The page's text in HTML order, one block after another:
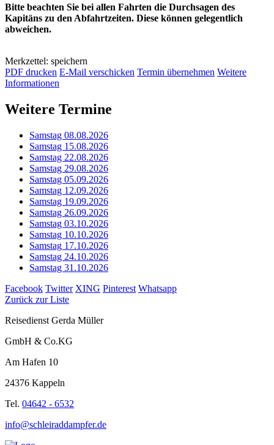
Bitte beachten Sie bei allen Fahrten die Durchsagen des
Kapitäns zu den Abfahrtzeiten. Diese können gelegentlich
abweichen.
Merkzettel: speichern
PDF drucken E-Mail verschicken Termin übernehmen Weitere
Informationen
Weitere Termine
Samstag 08.08.2026
Samstag 15.08.2026
Samstag 22.08.2026
Samstag 29.08.2026
Samstag 05.09.2026
Samstag 12.09.2026
Samstag 19.09.2026
Samstag 26.09.2026
Samstag 03.10.2026
Samstag 10.10.2026
Samstag 17.10.2026
Samstag 24.10.2026
Samstag 31.10.2026
Facebook Twitter XING Pinterest Whatsapp
Zurück zur Liste
Reisedienst Gerda Müller
GmbH & Co.KG
Am Hafen 10
24376 Kappeln
Tel. 04642 - 6532
info@schleiraddampfer.de